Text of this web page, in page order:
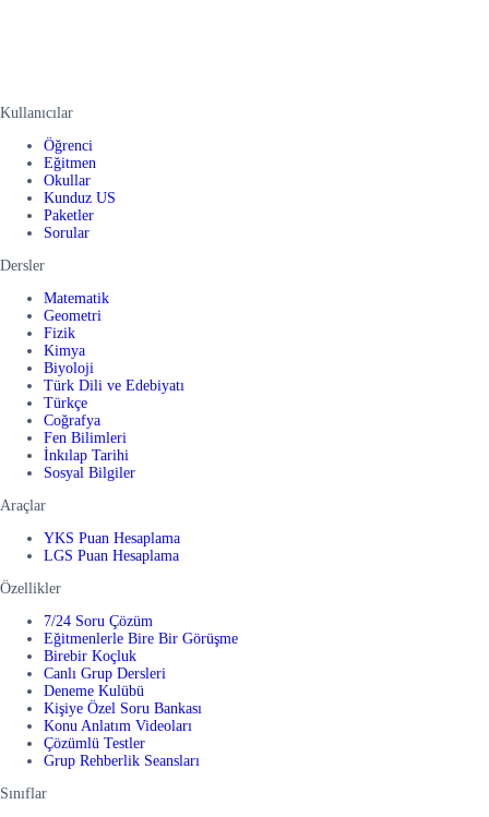
Kullanıcılar
Öğrenci
Eğitmen
Okullar
Kunduz US
Paketler
Sorular
Dersler
Matematik
Geometri
Fizik
Kimya
Biyoloji
Türk Dili ve Edebiyatı
Türkçe
Coğrafya
Fen Bilimleri
İnkılap Tarihi
Sosyal Bilgiler
Araçlar
YKS Puan Hesaplama
LGS Puan Hesaplama
Özellikler
7/24 Soru Çözüm
Eğitmenlerle Bire Bir Görüşme
Birebir Koçluk
Canlı Grup Dersleri
Deneme Kulübü
Kişiye Özel Soru Bankası
Konu Anlatım Videoları
Çözümlü Testler
Grup Rehberlik Seansları
Sınıflar